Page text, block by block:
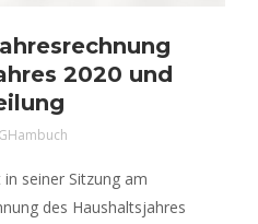
2020 und
seiner Sitzung am
des Haushaltsjahres